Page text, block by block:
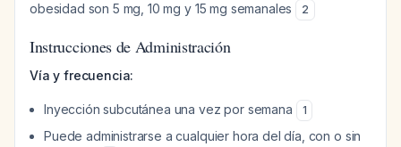
obesidad son 5 mg, 10 mg y 15 mg semanales
2
Instrucciones de Administración
Vía y frecuencia:
Inyección subcutánea una vez por semana 1
Puede administrarse a cualquier hora del día, con o sin